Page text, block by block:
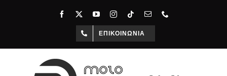
ΕΠΙΚΟΙΝΩΝΊΑ